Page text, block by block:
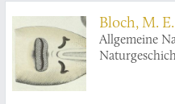
Bloch, M. E.
Allgemeine